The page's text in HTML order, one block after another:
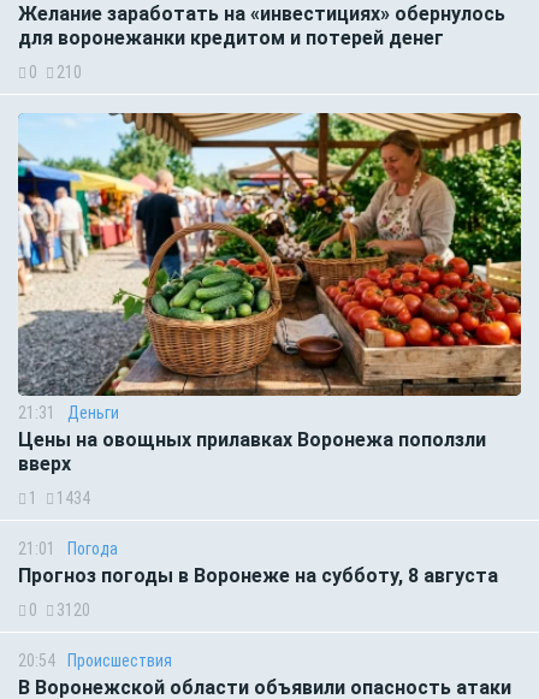
Желание заработать на «инвестициях» обернулось
для воронежанки кредитом и потерей денег
0 210
21:31 Деньги
Цены на овощных прилавках Воронежа поползли
вверх
1 1434
21:01 Погода
Прогноз погоды в Воронеже на субботу, 8 августа
0 3120
20:54 Происшествия
В Воронежской области объявили опасность атаки